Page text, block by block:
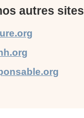
autres sites